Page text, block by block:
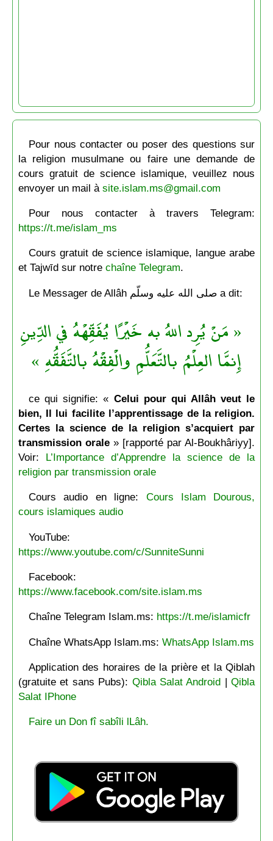
Pour nous contacter ou poser des questions sur
la religion musulmane ou faire une demande de
cours gratuit de science islamique, veuillez nous
envoyer un mail à site.islam.ms@gmail.com
Pour nous contacter à travers Telegram:
https://t.me/islam_ms
Cours gratuit de science islamique, langue arabe
et Tajwīd sur notre chaîne Telegram.
Le Messager de Allâh صلى الله عليه وسلّم a dit:
« مَنْ يُرِد اللهُ به خَيْرًا يُفَقِّهْهُ في الدِّينِ
إِنمَّا العِلْمُ بالتَّعَلُّمِ والْفِقْهُ بالتَّفَقُّهِ »
ce qui signifie: « Celui pour qui Allâh veut le
bien, Il lui facilite l’apprentissage de la religion.
Certes la science de la religion s’acquiert par
transmission orale» [rapporté par Al-Boukhâriyy].
Voir: L’Importance d’Apprendre la science de la
religion par transmission orale
Cours audio en ligne: Cours Islam Dourous,
cours islamiques audio
YouTube:
https://www.youtube.com/c/SunniteSunni
Facebook:
https://www.facebook.com/site.islam.ms
Chaîne Telegram Islam.ms: https://t.me/islamicfr
Chaîne WhatsApp Islam.ms: WhatsApp Islam.ms
Application des horaires de la prière et la Qiblah
(gratuite et sans Pubs): Qibla Salat Android |Qibla
Salat IPhone
Faire un Don fî sabîli lLâh.